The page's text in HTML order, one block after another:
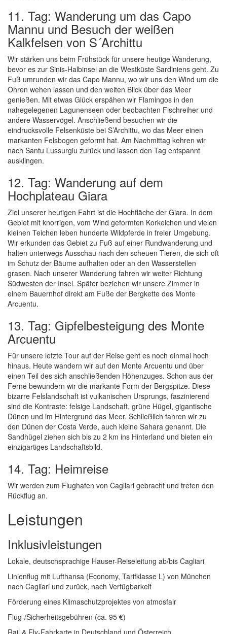
11. Tag: Wanderung um das Capo
Mannu und Besuch der weißen
Kalkfelsen von S´Archittu
Wir stärken uns beim Frühstück für unsere heutige Wanderung,
bevor es zur Sinis-Halbinsel an die Westküste Sardiniens geht. Zu
Fuß umrunden wir das Capo Mannu, wo wir uns den Wind um die
Ohren wehen lassen und den weiten Blick über das Meer
genießen. Mit etwas Glück erspähen wir Flamingos in den
nahegelegenen Lagunenseen oder beobachten Fischreiher und
andere Wasservögel. Anschließend besuchen wir die
eindrucksvolle Felsenküste bei S’Archittu, wo das Meer einen
markanten Felsbogen geformt hat. Am Nachmittag kehren wir
nach Santu Lussurgiu zurück und lassen den Tag entspannt
ausklingen.
12. Tag: Wanderung auf dem
Hochplateau Giara
Ziel unserer heutigen Fahrt ist die Hochfläche der Giara. In dem
Gebiet mit knorrigen, vom Wind geformten Korkeichen und vielen
kleinen Teichen leben hunderte Wildpferde in freier Umgebung.
Wir erkunden das Gebiet zu Fuß auf einer Rundwanderung und
halten unterwegs Ausschau nach den scheuen Tieren, die sich oft
im Schutz der Bäume aufhalten oder an den Wasserstellen
grasen. Nach unserer Wanderung fahren wir weiter Richtung
Südwesten der Insel. Später beziehen wir unsere Zimmer in
einem Bauernhof direkt am Fuße der Bergkette des Monte
Arcuentu.
13. Tag: Gipfelbesteigung des Monte
Arcuentu
Für unsere letzte Tour auf der Reise geht es noch einmal hoch
hinaus. Heute wandern wir auf den Monte Arcuentu und über
einen Teil des sich anschließenden Höhenzuges. Schon aus der
Ferne bewundern wir die markante Form der Bergspitze. Diese
bizarre Felslandschaft ist vulkanischen Ursprungs, faszinierend
sind die Kontraste: felsige Landschaft, grüne Hügel, gigantische
Dünen und im Hintergrund das Meer. Schließlich fahren wir zu
den Dünen der Costa Verde, auch kleine Sahara genannt. Die
Sandhügel ziehen sich bis zu 2 km ins Hinterland und bieten ein
einzigartiges Landschaftsbild.
14. Tag: Heimreise
Wir werden zum Flughafen von Cagliari gebracht und treten den
Rückflug an.
Leistungen
Inklusivleistungen
Lokale, deutschsprachige Hauser-Reiseleitung ab/bis Cagliari
Linienflug mit Lufthansa (Economy, Tarifklasse L) von München
nach Cagliari und zurück, nach Verfügbarkeit
Förderung eines Klimaschutzprojektes von atmosfair
Flug-/Sicherheitsgebühren (ca. 95 €)